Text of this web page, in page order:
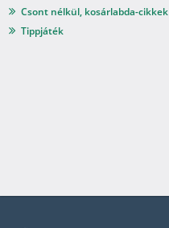
Csont nélkül, kosárlabda-cikkek
Tippjáték